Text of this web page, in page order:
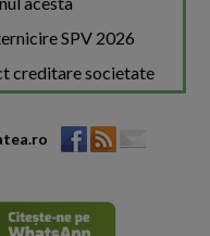
SPV 2026
creditare societate